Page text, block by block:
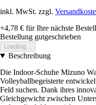
inkl. MwSt. zzgl.
+4,78 € für Ihre nächste
Bestellung gutgeschrieben
Loading...
Beschreibung
Die Indoor-Schuhe Mizuno
Volleyballbegeisterte
Feld suchen. Dank ihres
Gleichgewicht zwischen